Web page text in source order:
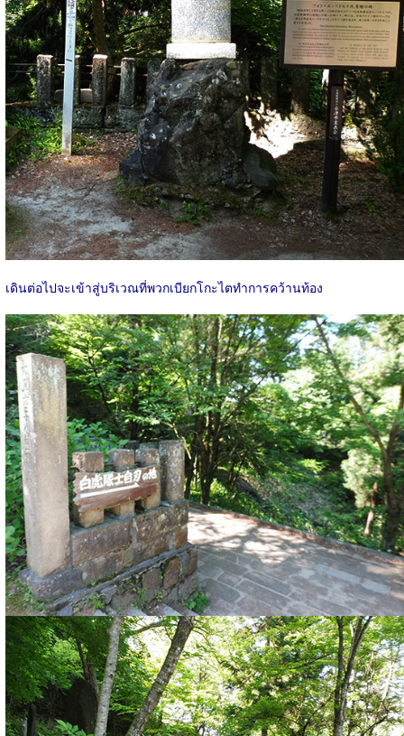
เดินต่อไปจะเข้าสู่บริเวณที่พวกเบียกโกะไตทำการคว้านท้อง